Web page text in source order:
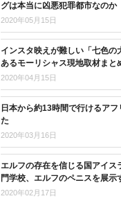
グは本当に凶悪犯罪都市なのか
2020年05月15日
インスタ映えが難しい「七色
あるモーリシャス現地取材まと
2020年04月15日
日本から約13時間で行けるア
た
2020年03月16日
エルフの存在を信じる国アイ
門学校、エルフのペニスを展
2020年02月17日